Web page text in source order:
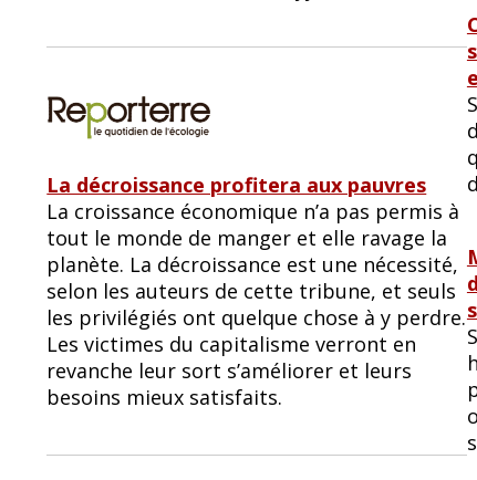
La décroissance profitera aux pauvres
La croissance économique n’a pas permis à
tout le monde de manger et elle ravage la
planète. La décroissance est une nécessité,
selon les auteurs de cette tribune, et seuls
les privilégiés ont quelque chose à y perdre.
Les victimes du capitalisme verront en
revanche leur sort s’améliorer et leurs
besoins mieux satisfaits.